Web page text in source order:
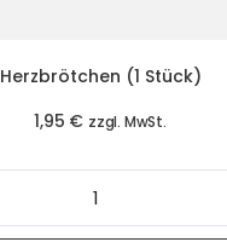
Herzbrötchen (1 Stück)
1,95 € zzgl. MwSt.
Herzbrötchen
(1
Stück)
Menge